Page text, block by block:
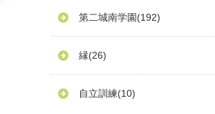
第二城南学園(192)
縁(26)
自立訓練(10)